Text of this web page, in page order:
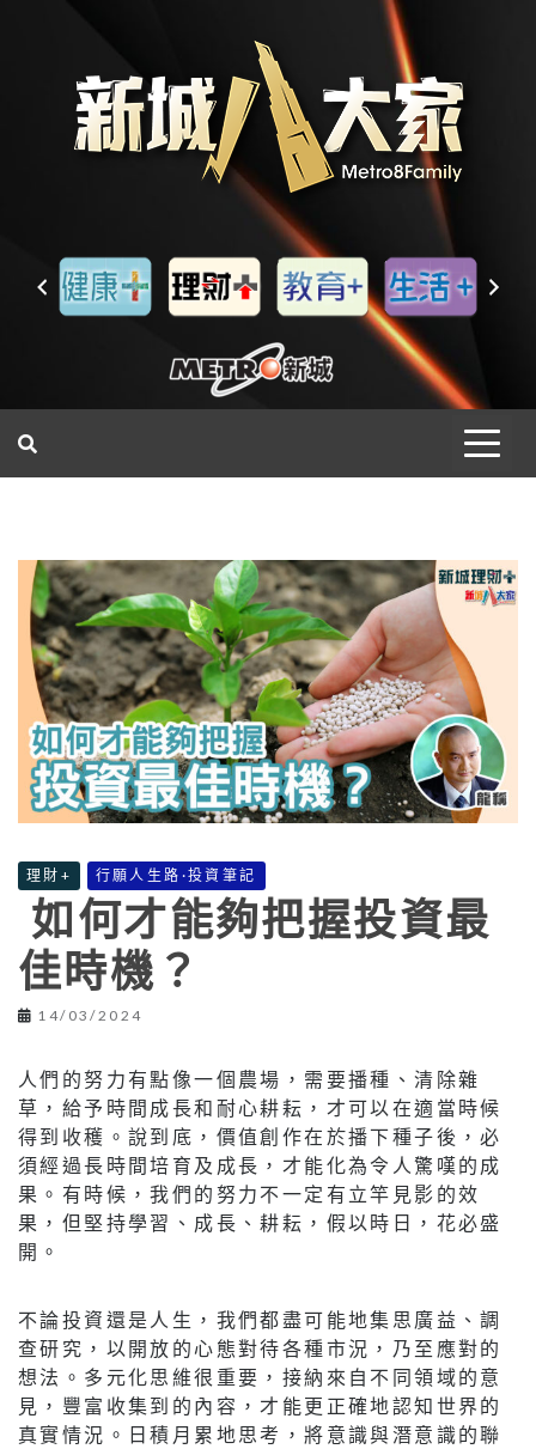
理財+ 行願人生路·投資筆記
如何才能夠把握投資最
佳時機？
14/03/2024
人們的努力有點像一個農場，需要播種、清除雜
草，給予時間成長和耐心耕耘，才可以在適當時候
得到收穫。說到底，價值創作在於播下種子後，必
須經過長時間培育及成長，才能化為令人驚嘆的成
果。有時候，我們的努力不一定有立竿見影的效
果，但堅持學習、成長、耕耘，假以時日，花必盛
開。
不論投資還是人生，我們都盡可能地集思廣益、調
查研究，以開放的心態對待各種市況，乃至應對的
想法。多元化思維很重要，接納來自不同領域的意
見，豐富收集到的內容，才能更正確地認知世界的
真實情況。日積月累地思考，將意識與潛意識的聯